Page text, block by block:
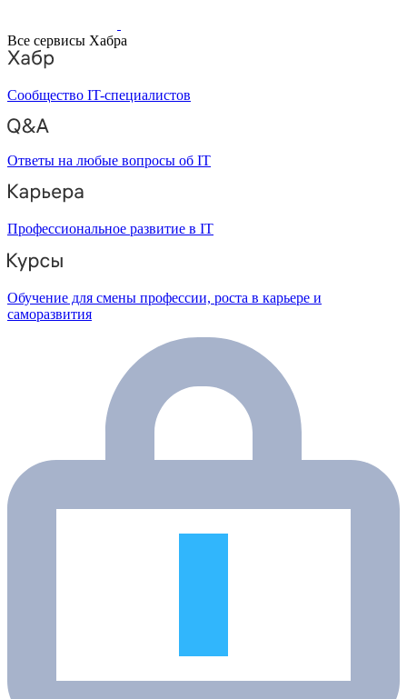
Все сервисы Хабра
Сообщество IT-специалистов
Ответы на любые вопросы об IT
Профессиональное развитие в IT
Обучение для смены профессии, роста в карьере и
саморазвития